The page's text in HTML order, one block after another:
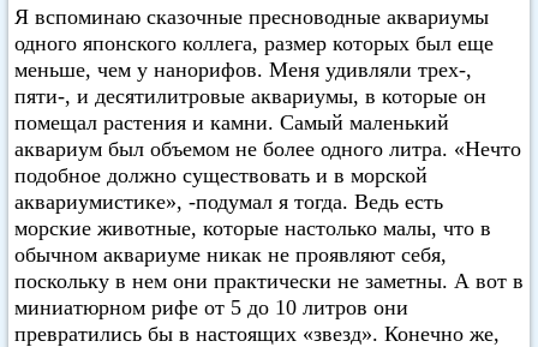
Я вспоминаю сказочные пресноводные аквариумы
одного японского коллега, размер которых был еще
меньше, чем у нанорифов. Меня удивляли трех-,
пяти-, и десятилитровые аквариумы, в которые он
помещал растения и камни. Самый маленький
аквариум был объемом не более одного литра. «Нечто
подобное должно существовать и в морской
аквариумистике», -подумал я тогда. Ведь есть
морские животные, которые настолько малы, что в
обычном аквариуме никак не проявляют себя,
поскольку в нем они практически не заметны. А вот в
миниатюрном рифе от 5 до 10 литров они
превратились бы в настоящих «звезд». Конечно же,